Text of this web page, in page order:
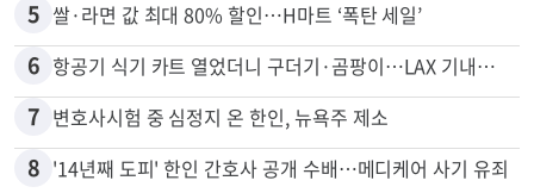
4 취업 잘되는 대학 1위는?…하버드 3위
5 쌀·라면 값 최대 80% 할인…H마트 ‘폭탄 세일’
6
7 변호사시험 중 심정지 온 한인, 뉴욕주 제소